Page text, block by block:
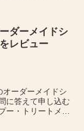
ダーメイドシ
レビュー
オーダーメイドシ
に答えて申し込む
ー・トリートメン